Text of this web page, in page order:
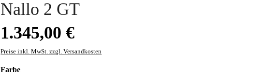
Nallo 2 GT
1.345,00 €
Preise inkl. MwSt. zzgl. Versandkosten
Farbeauswählen